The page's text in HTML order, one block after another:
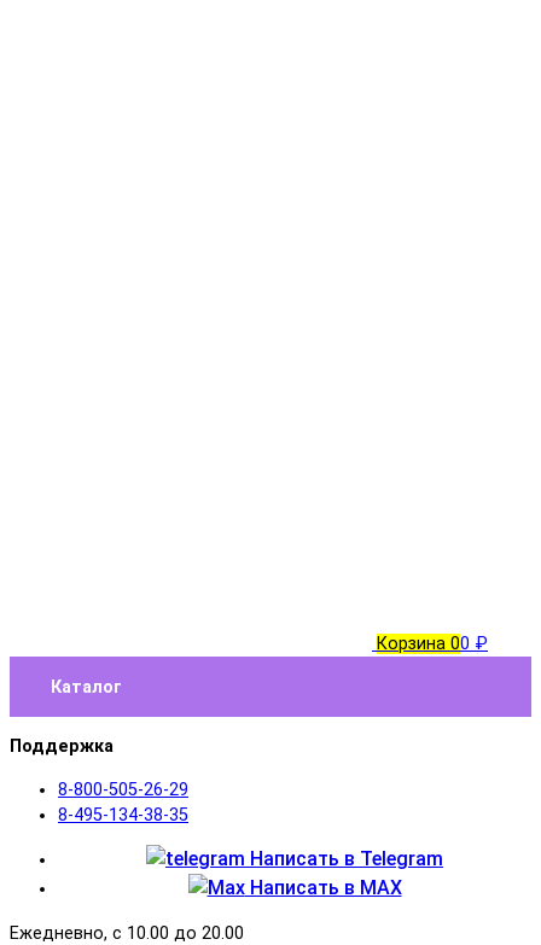
Корзина 00 ₽
Каталог
Поддержка
8-800-505-26-29
8-495-134-38-35
Написать в Telegram
Написать в MAX
Ежедневно, с 10.00 до 20.00